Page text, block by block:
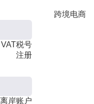
跨境电商
VAT税号
注册
离岸账户